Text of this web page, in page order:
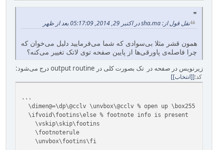
نقل قول از: sha.ma در اکتبر 29, 2014, 05:17:09 بعد از ظهر
همون قشر مثلا بی‌سوادی که شما می‌فرمایید دلیل می‌خوان که
چرا فاصله‌ی پاورقی‌ها از پایین صفحه توی لاتک تغییر می‌کنه؟
زیرنویس در صفحه در تک بصورت کلی در output routine درج می‌شود:
کد [انتخاب]
...
\dimen@=\dp\@cclv \unvbox\@cclv % open up \box255
\ifvoid\footins\else % footnote info is present
\vskip\skip\footins
\footnoterule
\unvbox\footins\fi